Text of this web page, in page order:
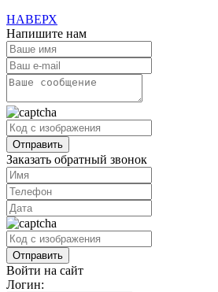
НАВЕРХ
Напишите нам
Заказать обратный звонок
Войти на сайт
Логин: